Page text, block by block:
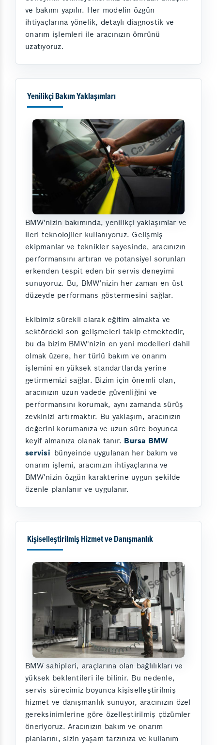
ve bakımı yapılır. Her modelin özgün
ihtiyaçlarına yönelik, detaylı diagnostik ve
onarım işlemleri ile aracınızın ömrünü
uzatıyoruz.
Yenilikçi Bakım Yaklaşımları
BMW'nizin bakımında, yenilikçi yaklaşımlar ve
ileri teknolojiler kullanıyoruz. Gelişmiş
ekipmanlar ve teknikler sayesinde, aracınızın
performansını artıran ve potansiyel sorunları
erkenden tespit eden bir servis deneyimi
sunuyoruz. Bu, BMW'nizin her zaman en üst
düzeyde performans göstermesini sağlar.
Ekibimiz sürekli olarak eğitim almakta ve
sektördeki son gelişmeleri takip etmektedir,
bu da bizim BMW'nizin en yeni modelleri dahil
olmak üzere, her türlü bakım ve onarım
işlemini en yüksek standartlarda yerine
getirmemizi sağlar. Bizim için önemli olan,
aracınızın uzun vadede güvenliğini ve
performansını korumak, aynı zamanda sürüş
zevkinizi artırmaktır. Bu yaklaşım, aracınızın
değerini korumanıza ve uzun süre boyunca
keyif almanıza olanak tanır. Bursa BMW
servisi bünyeinde uygulanan her bakım ve
onarım işlemi, aracınızın ihtiyaçlarına ve
BMW'nizin özgün karakterine uygun şekilde
özenle planlanır ve uygulanır.
Kişiselleştirilmiş Hizmet ve Danışmanlık
BMW sahipleri, araçlarına olan bağlılıkları ve
yüksek beklentileri ile bilinir. Bu nedenle,
servis sürecimiz boyunca kişiselleştirilmiş
hizmet ve danışmanlık sunuyor, aracınızın özel
gereksinimlerine göre özelleştirilmiş çözümler
öneriyoruz. Aracınızın bakım ve onarım
planlarını, sizin yaşam tarzınıza ve kullanım